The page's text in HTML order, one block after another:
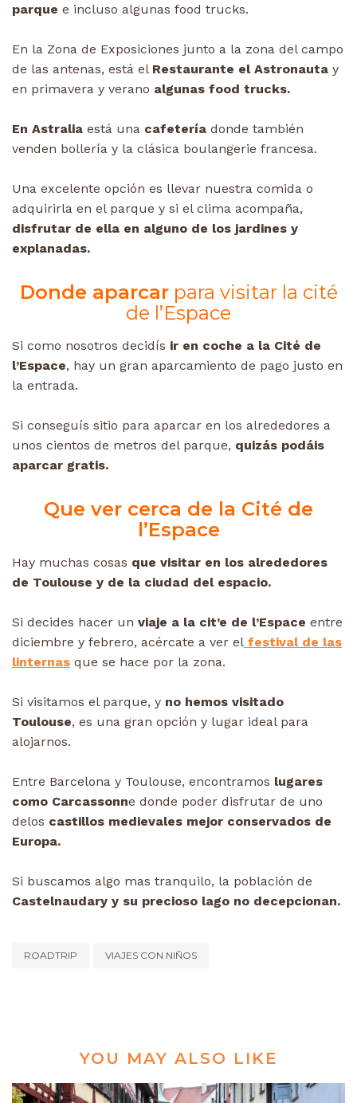
parque e incluso algunas food trucks.
En la Zona de Exposiciones junto a la zona del campo
de las antenas, está el Restaurante el Astronauta y
en primavera y verano algunas food trucks.
En Astralia está una cafetería donde también
venden bollería y la clásica boulangerie francesa.
Una excelente opción es llevar nuestra comida o
adquirirla en el parque y si el clima acompaña,
disfrutar de ella en alguno de los jardines y
explanadas.
Donde aparcarpara visitar la cité
de l’Espace
Si como nosotros decidís ir en coche a la Cité de
l’Espace, hay un gran aparcamiento de pago justo en
la entrada.
Si conseguís sitio para aparcar en los alrededores a
unos cientos de metros del parque, quizás podáis
aparcar gratis.
Que ver cerca de la Cité de
l’Espace
Hay muchas cosas que visitar en los alrededores
de Toulouse y de la ciudad del espacio.
Si decides hacer un viaje a la cit’e de l’Espace entre
diciembre y febrero, acércate a ver el festival de las
linternas que se hace por la zona.
Si visitamos el parque, y no hemos visitado
Toulouse, es una gran opción y lugar ideal para
alojarnos.
Entre Barcelona y Toulouse, encontramos lugares
como Carcassonne donde poder disfrutar de uno
delos castillos medievales mejor conservados de
Europa.
Si buscamos algo mas tranquilo, la población de
Castelnaudary y su precioso lago no decepcionan.
ROADTRIP VIAJES CON NIÑOS
YOU MAY ALSO LIKE